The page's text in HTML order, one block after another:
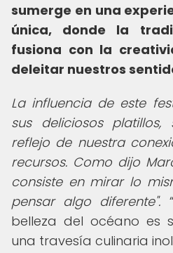
sumerge en una
única, donde la
fusiona con la
deleitar nuestros
La influencia de este
sus deliciosos
reflejo de nuestra
recursos. Como dijo
consiste en mirar lo
pensar algo diferente".
belleza del océano es
una travesía culinaria